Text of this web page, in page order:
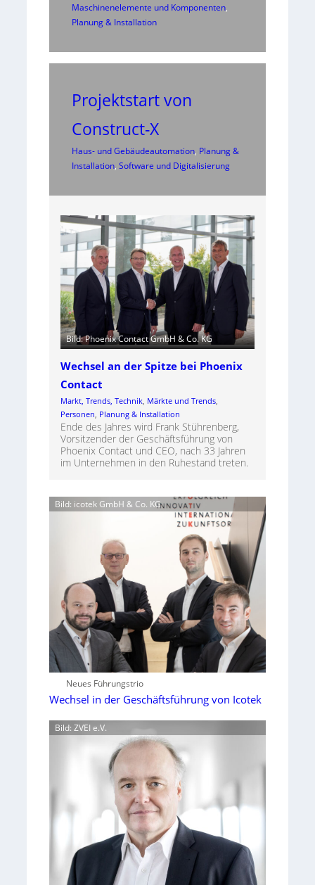
Maschinenelemente und Komponenten
Planung & Installation
Projektstart von
Construct-X
Haus- und Gebäudeautomation, Planung &
Installation, Software und Digitalisierung
Bild: Phoenix Contact GmbH & Co. KG
Wechsel an der Spitze bei Phoenix
Contact
Markt, Trends, Technik, Märkte und Trends
Personen, Planung & Installation
Ende des Jahres wird Frank Stührenberg,
Vorsitzender der Geschäftsführung von
Phoenix Contact und CEO, nach 33 Jahren
im Unternehmen in den Ruhestand treten.
Bild: icotek GmbH & Co. KG
Neues Führungstrio
Wechsel in der Geschäftsführung von Icotek
Bild: ZVEI e.V.